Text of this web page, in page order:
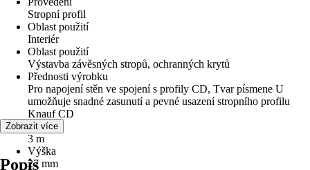
Stropní profil
Oblast použití
Interiér
Oblast použití
Výstavba závěsných stropů, ochranných krytů
Přednosti výrobku
Pro napojení stěn ve spojení s profily CD, Tvar písmene U
umožňuje snadné zasunutí a pevné usazení stropního profilu
Knauf CD
Délka
3 m
Výška
27 mm
Zobrazit více
Popis